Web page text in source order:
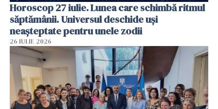
Horoscop 27 iulie. Lunea care schimbă ritmul
săptămânii. Universul deschide uși
neașteptate pentru unele zodii
26 IULIE 2026